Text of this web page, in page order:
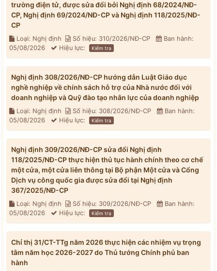
trường điện tử, được sửa đổi bởi Nghị định 68/2024/NĐ-
CP, Nghị định 69/2024/NĐ-CP và Nghị định 118/2025/NĐ-
CP
Loại: Nghị định Số hiệu: 310/2026/NĐ-CP
Ban hành:
05/08/2026
Hiệu lực: Kiểm tra
Nghị định 308/2026/NĐ-CP hướng dẫn Luật Giáo dục
nghề nghiệp về chính sách hỗ trợ của Nhà nước đối với
doanh nghiệp và Quỹ đào tạo nhân lực của doanh nghiệp
Loại: Nghị định Số hiệu: 308/2026/NĐ-CP
Ban hành:
05/08/2026
Hiệu lực: Kiểm tra
Nghị định 309/2026/NĐ-CP sửa đổi Nghị định
118/2025/NĐ-CP thực hiện thủ tục hành chính theo cơ chế
một cửa, một cửa liên thông tại Bộ phận Một cửa và Cổng
Dịch vụ công quốc gia được sửa đổi tại Nghị định
367/2025/NĐ-CP
Loại: Nghị định Số hiệu: 309/2026/NĐ-CP
Ban hành:
05/08/2026
Hiệu lực: Kiểm tra
Chỉ thị 31/CT-TTg năm 2026 thực hiện các nhiệm vụ trọng
tâm năm học 2026-2027 do Thủ tướng Chính phủ ban
hành